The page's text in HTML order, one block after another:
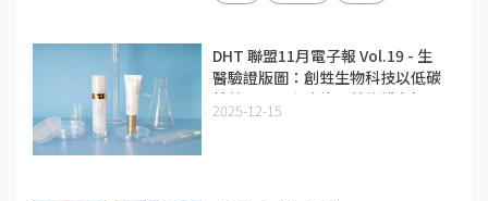
DHT 聯盟11月電子報 Vol.19 - 生
醫驗證版圖：創甡生物科技以低碳
精純膠原蛋白攻佔醫美修護市場
2025-12-15